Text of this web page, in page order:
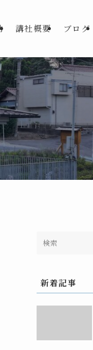
講社概要 ブログ
新着記事